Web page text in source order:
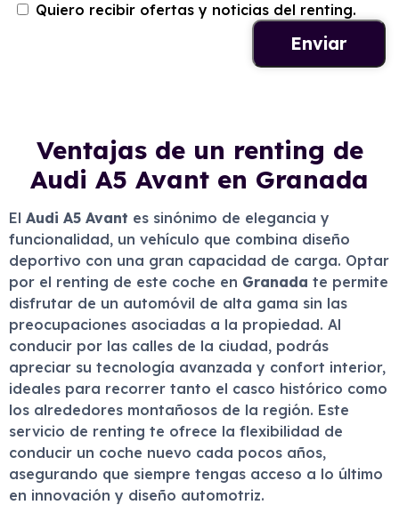
Quiero recibir ofertas y noticias del renting.
Ventajas de un renting de
Audi A5 Avant en Granada
El Audi A5 Avant es sinónimo de elegancia y
funcionalidad, un vehículo que combina diseño
deportivo con una gran capacidad de carga. Optar
por el renting de este coche en Granada te permite
disfrutar de un automóvil de alta gama sin las
preocupaciones asociadas a la propiedad. Al
conducir por las calles de la ciudad, podrás
apreciar su tecnología avanzada y confort interior,
ideales para recorrer tanto el casco histórico como
los alrededores montañosos de la región. Este
servicio de renting te ofrece la flexibilidad de
conducir un coche nuevo cada pocos años,
asegurando que siempre tengas acceso a lo último
en innovación y diseño automotriz.